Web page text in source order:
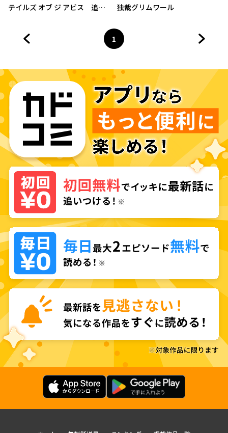
テイルズ オブ ジ アビス 追憶
独裁グリムワール
ページ
1
へ